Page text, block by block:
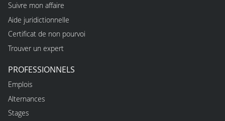
Suivre mon affaire
Aide juridictionnelle
Certificat de non pourvoi
Trouver un expert
PROFESSIONNELS
Emplois
Alternances
Stages